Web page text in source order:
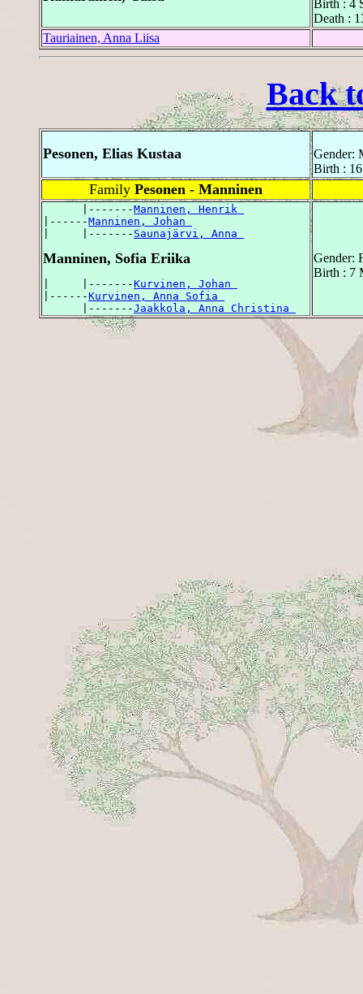
Birth : 4
Death :
Tauriainen, Anna Liisa
Back
Pesonen, Elias Kustaa
Gender:
Birth :
Family Pesonen - Manninen
      |-------
Manninen, Henrik
|------Manninen, Johan
|     |------- Saunajärvi, Anna
Manninen, Sofia Eriika
|     |-------Kurvinen, Johan
|------Kurvinen, Anna Sofia
      |-------
Jaakkola, Anna Christina
Gender:
Birth : 7